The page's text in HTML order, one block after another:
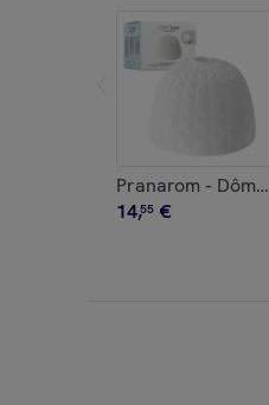
Pranarom -
14,55 €